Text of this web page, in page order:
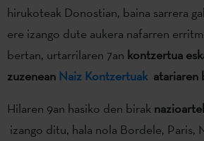
hirukoteak Donostian, baina sarrera
ere izango dute aukera nafarren
bertan, urtarrilaren 7an kontzertua
zuzenean Naiz Kontzertuakatariaren
Hilaren 9an hasiko den birak
izango ditu, hala nola Bordele, Paris,